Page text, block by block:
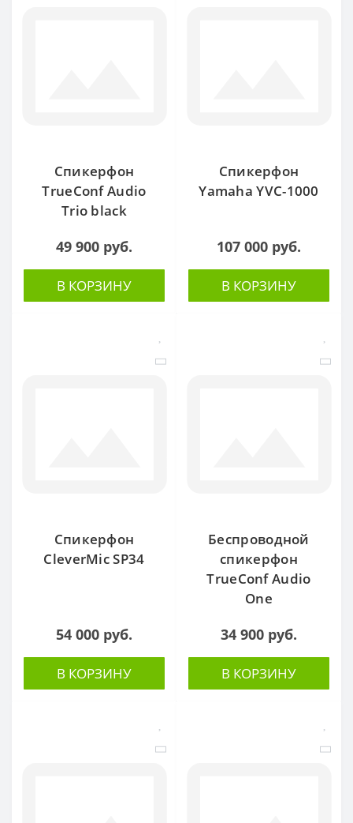
Спикерфон
TrueConf Audio
Trio black
49 900 руб.
В КОРЗИНУ
Спикерфон
Yamaha YVC-1000
107 000 руб.
В КОРЗИНУ
Спикерфон
CleverMic SP34
54 000 руб.
В КОРЗИНУ
Беспроводной
спикерфон
TrueConf Audio
One
34 900 руб.
В КОРЗИНУ